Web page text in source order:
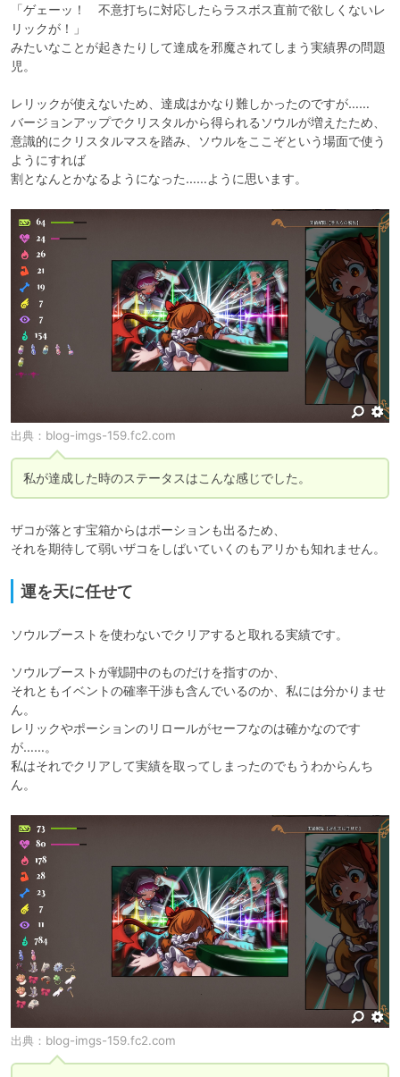
「ゲェーッ！　不意打ちに対応したらラスボス直前で欲しくないレ
リックが！」
みたいなことが起きたりして達成を邪魔されてしまう実績界の問題
児。
レリックが使えないため、達成はかなり難しかったのですが……
バージョンアップでクリスタルから得られるソウルが増えたため、
意識的にクリスタルマスを踏み、ソウルをここぞという場面で使う
ようにすれば
割となんとかなるようになった……ように思います。
出典： blog-imgs-159.fc2.com
私が達成した時のステータスはこんな感じでした。
ザコが落とす宝箱からはポーションも出るため、
それを期待して弱いザコをしばいていくのもアリかも知れません。
運を天に任せて
ソウルブーストを使わないでクリアすると取れる実績です。
ソウルブーストが戦闘中のものだけを指すのか、
それともイベントの確率干渉も含んでいるのか、私には分かりませ
ん。
レリックやポーションのリロールがセーフなのは確かなのです
が……。
私はそれでクリアして実績を取ってしまったのでもうわからんち
ん。
出典： blog-imgs-159.fc2.com